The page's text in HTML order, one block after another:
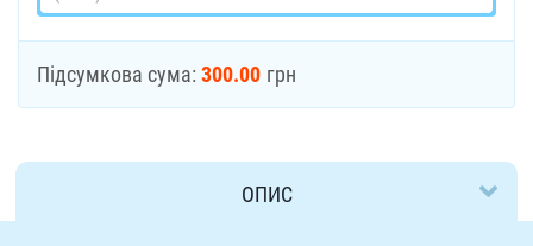
Підсумкова сума: 300.00 грн
ОПИС